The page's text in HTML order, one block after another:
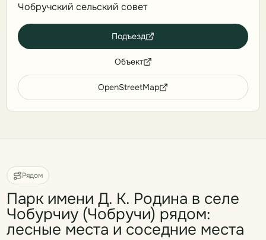
Чобручский сельский совет
Подъезд
Объект
OpenStreetMap
Рядом
Парк имени Д. К. Родина в селе
Чобурчиу (Чобручи) рядом:
лесные места и соседние места